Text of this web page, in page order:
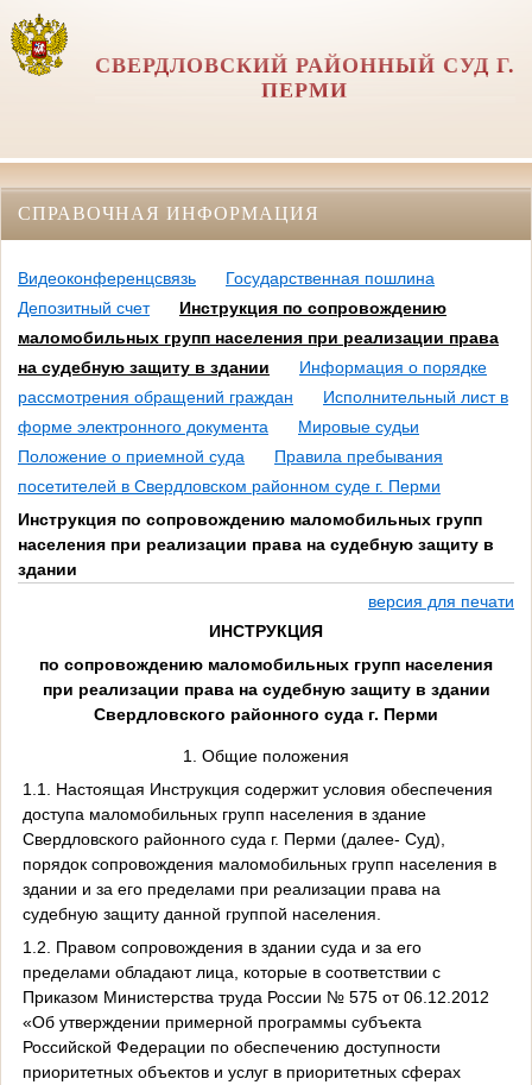
СВЕРДЛОВСКИЙ РАЙОННЫЙ СУД Г.
ПЕРМИ
СПРАВОЧНАЯ ИНФОРМАЦИЯ
Видеоконференцсвязь
Государственная пошлина
Депозитный счет
Инструкция по сопровождению
маломобильных групп населения при реализации права
на судебную защиту в здании
Информация о порядке
рассмотрения обращений граждан
Исполнительный лист в
форме электронного документа
Мировые судьи
Положение о приемной суда
Правила пребывания
посетителей в Свердловском районном суде г. Перми
Инструкция по сопровождению маломобильных групп
населения при реализации права на судебную защиту в
здании
версия для печати
ИНСТРУКЦИЯ
по сопровождению маломобильных групп населения
при реализации права на судебную защиту в здании
Свердловского районного суда г. Перми
1. Общие положения
1.1. Настоящая Инструкция содержит условия обеспечения
доступа маломобильных групп населения в здание
Свердловского районного суда г. Перми (далее- Суд),
порядок сопровождения маломобильных групп населения в
здании и за его пределами при реализации права на
судебную защиту данной группой населения.
1.2. Правом сопровождения в здании суда и за его
пределами обладают лица, которые в соответствии с
Приказом Министерства труда России № 575 от 06.12.2012
«Об утверждении примерной программы субъекта
Российской Федерации по обеспечению доступности
приоритетных объектов и услуг в приоритетных сферах